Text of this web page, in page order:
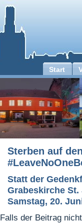
Start
Sterben auf
Statt der
Grabeskirche
Samstag, 20.
Falls der Beitrag